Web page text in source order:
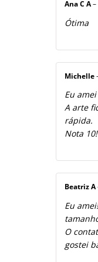
Ana C A–
Ótima
Michelle
Eu
A arte
rápida.
Nota 10!
Beatriz A
Eu
O
gostei